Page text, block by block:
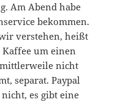
Am Abend habe
bekommen.
verstehen, heißt
Kaffee um einen
mittlerweile nicht
separat. Paypal
es gibt eine